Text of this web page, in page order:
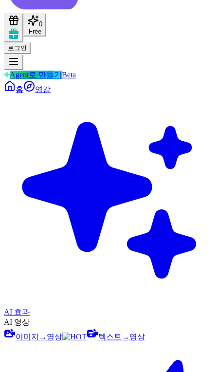
0
Free
로그인
Agent로 만들기 Beta
홈
영감
AI 효과
AI 영상
이미지→영상
텍스트→영상